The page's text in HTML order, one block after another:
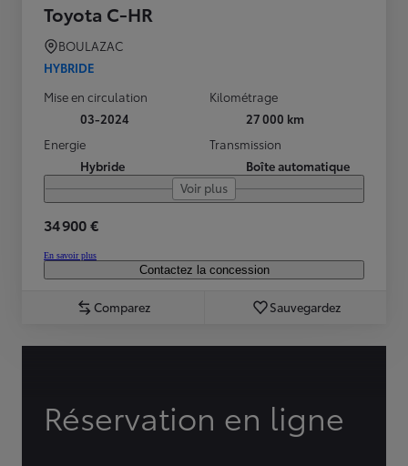
Toyota C-HR
BOULAZAC
HYBRIDE
Mise en circulation
03-2024
Kilométrage
27 000 km
Energie
Hybride
Transmission
Boîte automatique
Voir plus
34 900 €
En savoir plus
Contactez la concession
Comparez Sauvegardez
Réservation en ligne